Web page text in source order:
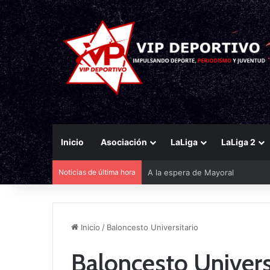
Inicio Asociación LaLiga LaLiga 2
Noticias de última hora
Saba Sazonov: «Jugar en la
Inicio / Baloncesto Universitario
Baloncesto